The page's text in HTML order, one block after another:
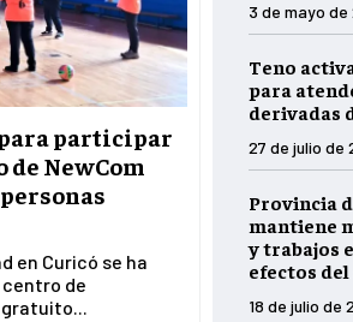
participar
NewCom
en Curicó se ha
de
3 de mayo de
Teno
para
derivadas
27 de julio de
Provincia
mantiene
y trabajos
efectos
18 de julio de